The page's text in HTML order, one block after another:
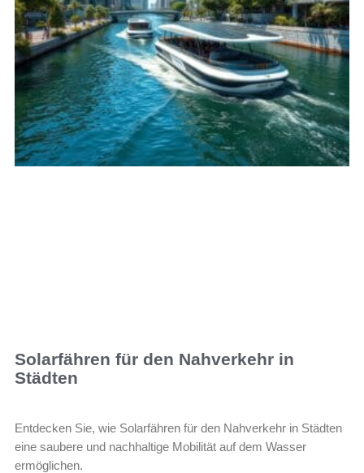
Solarfähren für den Nahverkehr in
Städten
Entdecken Sie, wie Solarfähren für den Nahverkehr in Städten
eine saubere und nachhaltige Mobilität auf dem Wasser
ermöglichen.